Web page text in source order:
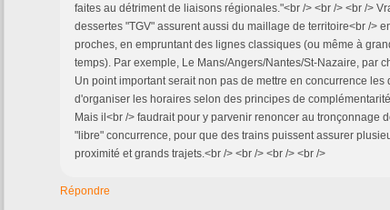
faites au détriment de liaisons régionales."<br /> <br /> <br />
dessertes "TGV" assurent aussi du maillage de territoire<br />
proches, en empruntant des lignes classiques (ou même à
temps). Par exemple, Le Mans/Angers/Nantes/St-Nazaire, par
Un point important serait non pas de mettre en concurrence les
d'organiser les horaires selon des principes de
Mais il<br /> faudrait pour y parvenir renoncer au tronçonnage
"libre" concurrence, pour que des trains puissent assurer
proximité et grands trajets.<br /> <br /> <br /> <br />
Répondre